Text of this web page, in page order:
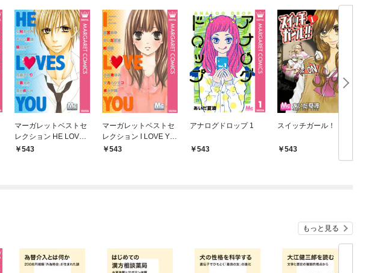
マーガレットベストセ
レクション HE LOVES
YOU
543
マーガレットベストセ
レクション I LOVE YO
U 543
アナログドロップ 1
543
スイッチガール！！ 1
543
もっと見る